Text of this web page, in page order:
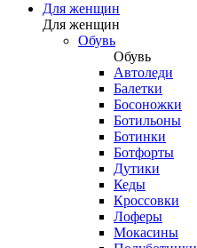
Для женщин
Для женщин
Обувь
Обувь
Автоледи
Балетки
Босоножки
Ботильоны
Ботинки
Ботфорты
Дутики
Кеды
Кроссовки
Лоферы
Мокасины